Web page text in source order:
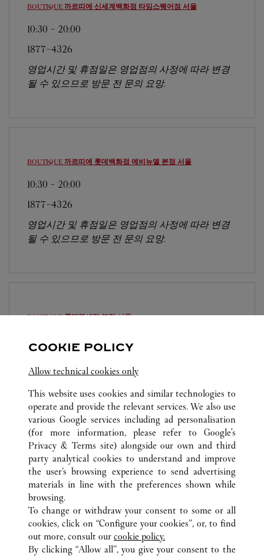
BOUTIQUE 까르띠에 신세계백화점 타임스퀘어점 서울
10:30 - 20:00
1877-4326
영업시간 및 휴점일은 영업점의 사정에 따라 변경
될 수 있으므로 방문 전 문의 요망.
BOUTIQUE 까르띠에 롯데백화점 에비뉴엘 본점 서울
10:30 - 20:00
1877-4326
영업시간 및 휴점일은 영업점의 사정에 따라 변경
될 수 있으므로 방문 전 문의 요망.
BOUTIQUE 롯데면세점 본점 서울
TUTTI GLI INDIRIZZI CARTIER COREA DEL SUD 서울
ASSISTENZA CLIENTI
COOKIE POLICY
Allow technical cookies only
This website uses cookies and similar technologies to
operate and provide the relevant services. We also use
various Google services including ad personalisation
(for more information, please refer to Google's
Privacy & Terms site) alongside our own and third
party analytical cookies to understand and improve
the user’s browsing experience to send advertising
materials in line with the preferences shown while
browsing.
To change or withdraw your consent to some or all
cookies, click on “Configure your cookies”, or, to find
out more, consult our cookie policy.
By clicking “Allow all”, you give your consent to the